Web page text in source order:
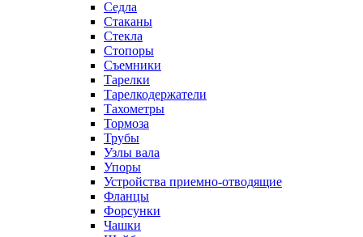
Седла
Стаканы
Стекла
Стопоры
Съемники
Тарелки
Тарелкодержатели
Тахометры
Тормоза
Трубы
Узлы вала
Упоры
Устройства приемно-отводящие
Фланцы
Форсунки
Чашки